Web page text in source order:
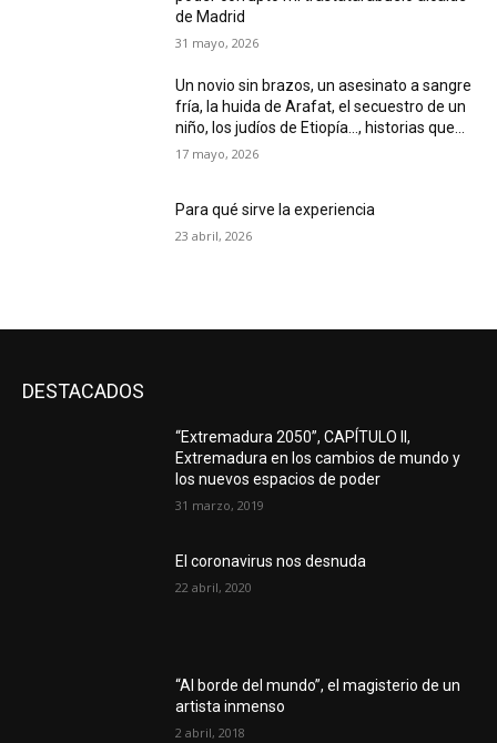
de Madrid
31 mayo, 2026
Un novio sin brazos, un asesinato a sangre
fría, la huida de Arafat, el secuestro de un
niño, los judíos de Etiopía…, historias que...
17 mayo, 2026
Para qué sirve la experiencia
23 abril, 2026
DESTACADOS
“Extremadura 2050”, CAPÍTULO II,
Extremadura en los cambios de mundo y
los nuevos espacios de poder
31 marzo, 2019
El coronavirus nos desnuda
22 abril, 2020
“Al borde del mundo”, el magisterio de un
artista inmenso
2 abril, 2018